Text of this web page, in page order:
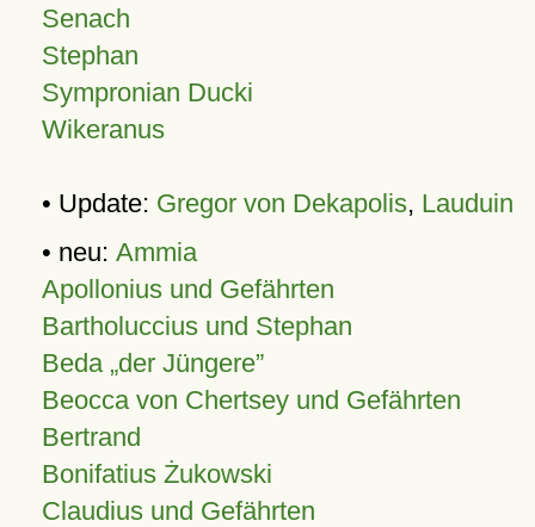
Senach
Stephan
Sympronian Ducki
Wikeranus
• Update: Gregor von Dekapolis, Lauduin
• neu: Ammia
Apollonius und Gefährten
Bartholuccius und Stephan
Beda „der Jüngere”
Beocca von Chertsey und Gefährten
Bertrand
Bonifatius Żukowski
Claudius und Gefährten